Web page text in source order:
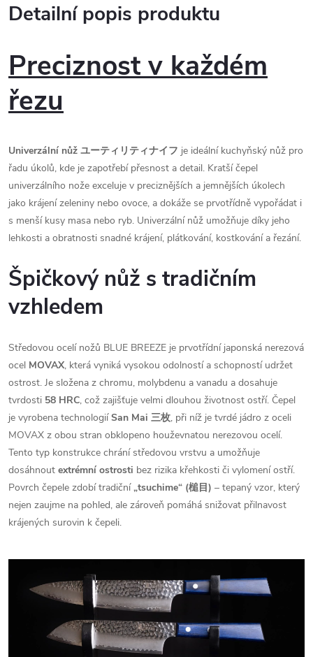
Detailní popis produktu
Preciznost v každém
řezu
Univerzální nůž ユーティリティナイフ je ideální kuchyňský nůž pro
řadu úkolů, kde je zapotřebí přesnost a detail. Kratší čepel
univerzálního nože exceluje v preciznějších a jemnějších úkolech
jako krájení zeleniny nebo ovoce, a dokáže se prvotřídně vypořádat i
s menší kusy masa nebo ryb. Univerzální nůž umožňuje díky jeho
lehkosti a obratnosti snadné krájení, plátkování, kostkování a řezání.
Špičkový nůž s tradičním
vzhledem
Středovou ocelí nožů BLUE BREEZE je prvotřídní japonská nerezová
ocel MOVAX, která vyniká vysokou odolností a schopností udržet
ostrost. Je složena z chromu, molybdenu a vanadu a dosahuje
tvrdosti 58 HRC, což zajišťuje velmi dlouhou životnost ostří. Čepel
je vyrobena technologiíSan Mai 三枚, při níž je tvrdé jádro z oceli
MOVAX z obou stran obklopeno houževnatou nerezovou ocelí.
Tento typ konstrukce chrání středovou vrstvu a umožňuje
dosáhnout extrémní ostrosti bez rizika křehkosti či vylomení ostří.
Povrch čepele zdobí tradiční„tsuchime“ (槌目) – tepaný vzor, který
nejen zaujme na pohled, ale zároveň pomáhá snižovat přilnavost
krájených surovin k čepeli.